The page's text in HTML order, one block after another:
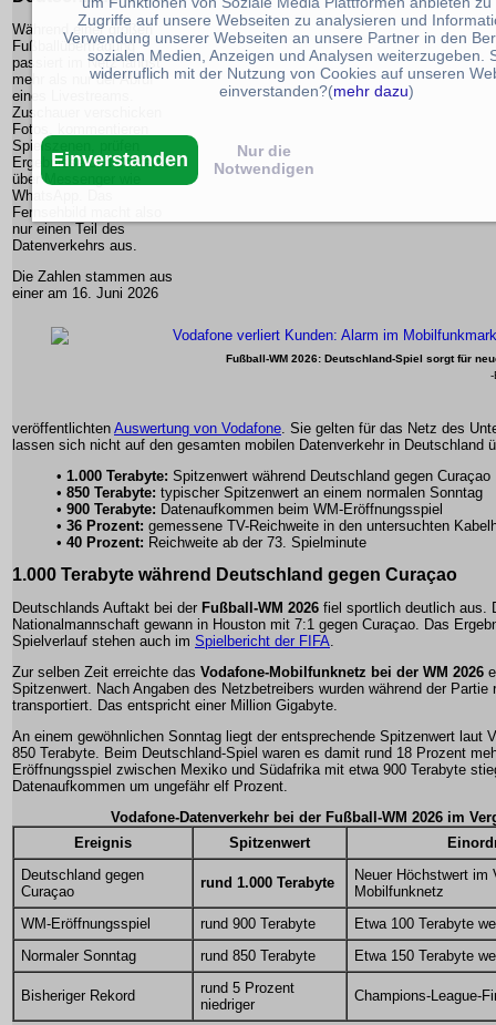
Während einer großen
Fußballübertragung
passiert im Netz längst
mehr als nur der Abruf
eines Livestreams.
Zuschauer verschicken
Fotos, kommentieren
Spielszenen, prüfen
Ergebnisse und schreiben
über Messenger wie
WhatsApp. Das
Fernsehbild macht also
nur einen Teil des
Datenverkehrs aus.
Fußball-WM 2026: Deutschland-Spiel sorgt für
-
Die Zahlen stammen aus
einer am 16. Juni 2026
veröffentlichten Auswertung von Vodafone. Sie gelten für das Netz des
lassen sich nicht auf den gesamten mobilen Datenverkehr in Deutschland
• 1.000 Terabyte: Spitzenwert während Deutschland gegen Curaçao
• 850 Terabyte: typischer Spitzenwert an einem normalen Sonntag
• 900 Terabyte: Datenaufkommen beim WM-Eröffnungsspiel
• 36 Prozent: gemessene TV-Reichweite in den untersuchten
• 40 Prozent: Reichweite ab der 73. Spielminute
1.000 Terabyte während Deutschland gegen Curaçao
Deutschlands Auftakt bei der Fußball-WM 2026 fiel sportlich deutlich aus.
Nationalmannschaft gewann in Houston mit 7:1 gegen Curaçao. Das
Spielverlauf stehen auch im Spielbericht der FIFA.
Zur selben Zeit erreichte das Vodafone-Mobilfunknetz bei der WM 2026
Spitzenwert. Nach Angaben des Netzbetreibers wurden während der Partie
transportiert. Das entspricht einer Million Gigabyte.
An einem gewöhnlichen Sonntag liegt der entsprechende Spitzenwert laut
850 Terabyte. Beim Deutschland-Spiel waren es damit rund 18 Prozent
Eröffnungsspiel zwischen Mexiko und Südafrika mit etwa 900 Terabyte
Datenaufkommen um ungefähr elf Prozent.
Vodafone-Datenverkehr bei der Fußball-WM 2026 im
Ereignis
Spitzenwert
Deutschland gegen
Curaçao
rund 1.000 Terabyte
Neuer Höchstwert im
Mobilfunknetz
WM-Eröffnungsspiel
rund 900 Terabyte
Etwa 100 Terabyte
Normaler Sonntag
rund 850 Terabyte Etwa 150 Terabyte
Bisheriger Rekord
rund 5 Prozent
niedriger
Champions-League-
Zugriffe auf unsere Webseiten zu analysieren und
Verwendung unserer Webseiten an unsere Partner in den
sozialen Medien, Anzeigen und Analysen weiterzugeben.
widerruflich mit der Nutzung von Cookies auf unseren
einverstanden?(mehr dazu)
Einverstanden
Nur die
Notwendigen